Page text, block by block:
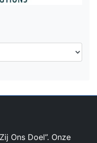
Ons Doel”. Onze